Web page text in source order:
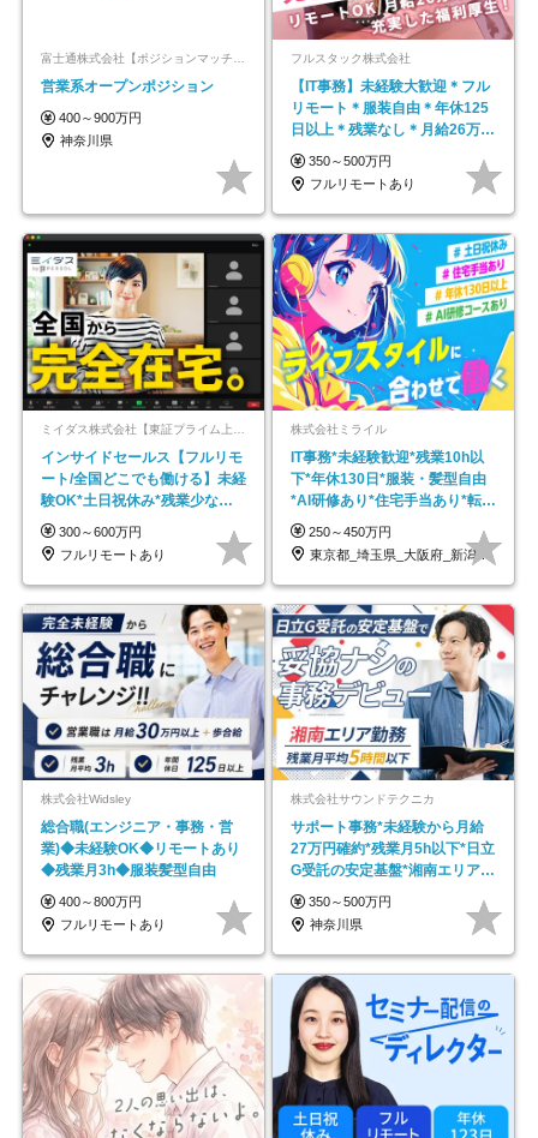
富士通株式会社【ポジションマッチ登録】
営業系オープンポジション
400～900万円
神奈川県
フルスタック株式会社
【IT事務】未経験大歓迎＊フル
リモート＊服装自由＊年休125
日以上＊残業なし＊月給26万円
以上
350～500万円
フルリモートあり
インサイドセールス【フルリモ
ート/全国どこでも働ける】未経
験OK*土日祝休み*残業少なめ*
在宅勤務手当あり
300～600万円
フルリモートあり
株式会社ミライル
IT事務*未経験歓迎*残業10h以
下*年休130日*服装・髪型自由
*AI研修あり*住宅手当あり*転勤
なし
250～450万円
東京都_埼玉県_大阪府_新潟県_福岡県
株式会社Widsley
総合職(エンジニア・事務・営
業)◆未経験OK◆リモートあり
◆残業月3h◆服装髪型自由
400～800万円
フルリモートあり
株式会社サウンドテクニカ
サポート事務*未経験から月給
27万円確約*残業月5h以下*日立
G受託の安定基盤*湘南エリア勤
務
350～500万円
神奈川県